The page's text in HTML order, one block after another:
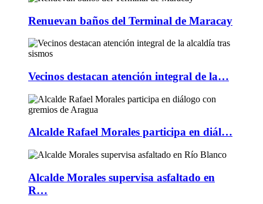
Renuevan baños del Terminal de Maracay
Vecinos destacan atención integral de la…
Alcalde Rafael Morales participa en diál…
Alcalde Morales supervisa asfaltado en
R…